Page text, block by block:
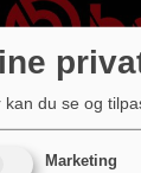
kan du se og
Marketing